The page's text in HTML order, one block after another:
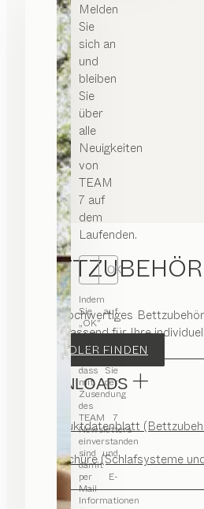
Melden
Sie
sich an
und
bleiben
Sie
über
alle
Neuigkeiten
von
TEAM
7 auf
dem
Laufenden.
OK
Indem
Sie auf
„OK“
klicken,
stimmen
Sie zu,
dass Sie
mit der
Zusendung
des
TEAM 7
Newsletters
einverstanden
sind und
damit
per E-
Mail
Informationen
BETTZUBEHÖR
Unser hochwertiges
Genau passend für Ihre
HÄNDLER FINDEN
DOWNLOADS
Produktdatenblatt
Broschüre (Schlafsysteme